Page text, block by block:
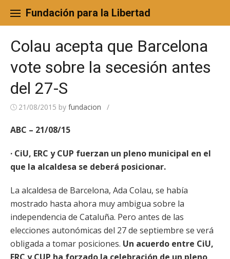
content
Fundación para la Libertad
Colau acepta que Barcelona
vote sobre la secesión antes
del 27-S
21/08/2015 by fundacion /
ABC – 21/08/15
· CiU, ERC y CUP fuerzan un pleno municipal en el
que la alcaldesa se deberá posicionar.
La alcaldesa de Barcelona, Ada Colau, se había
mostrado hasta ahora muy ambigua sobre la
independencia de Cataluña. Pero antes de las
elecciones autonómicas del 27 de septiembre se verá
obligada a tomar posiciones. Un acuerdo entre CiU,